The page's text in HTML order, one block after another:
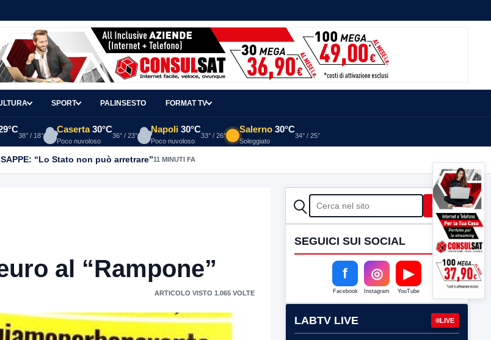
SPORT PALINSESTO FORMAT TV
38° / 18°
Caserta 30°C
Poco nuvoloso
36° / 23°
Napoli 30°C
Poco nuvoloso
33° / 26°
Salerno 30°C
Soleggiato
34° / 25°
“Lo Stato non può arretrare”11 MINUTI FA
al “Rampone”
ARTICOLO VISTO 1.065 VOLTE
CERCA Cerca
SEGUICI SUI SOCIAL
f
Facebook
◎
Instagram
▶
YouTube
LABTV LIVE LIVE